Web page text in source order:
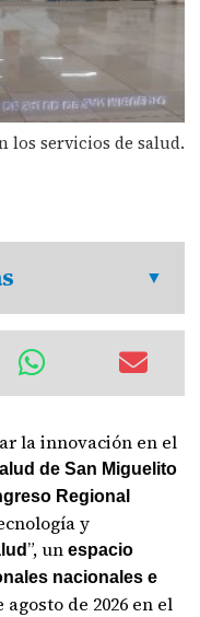
servicios de salud.
la innovación en el
de San Miguelito
Regional
y
”, unespacio
nacionales e
agosto de 2026 en el